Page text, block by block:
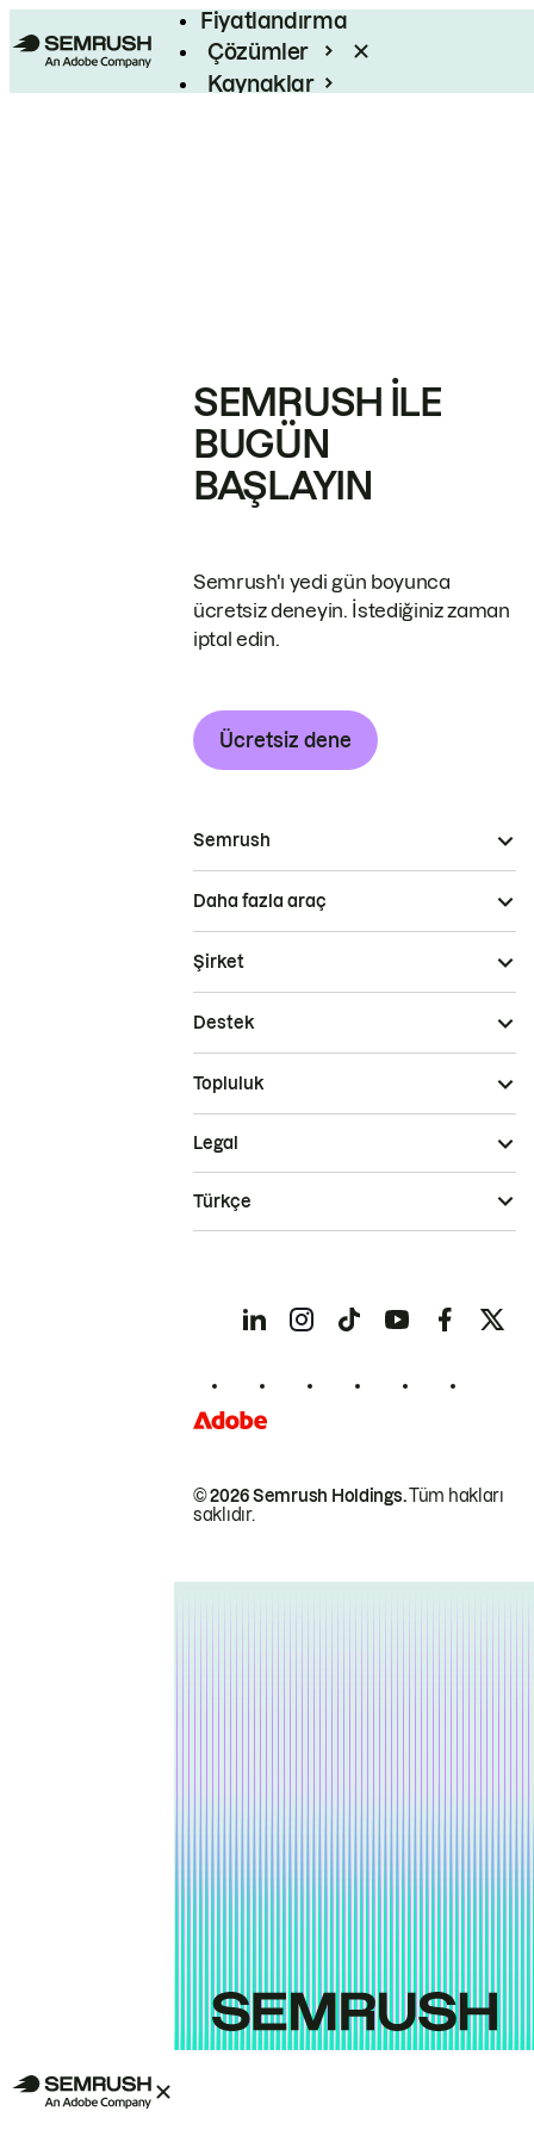
Fiyatlandırma
Çözümler
Kaynaklar
SEMRUSH ILE
BUGÜN
BAŞLAYIN
Semrush'ı yedi gün boyunca
ücretsiz deneyin. İstediğiniz zaman
iptal edin.
Ücretsiz dene
Semrush
Daha fazla araç
Şirket
Destek
Topluluk
© 2026 Semrush Holdings.Tüm hakları
saklıdır.
Legal
Türkçe